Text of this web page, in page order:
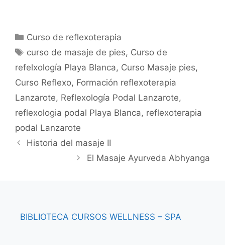
Categorías
Curso de reflexoterapia
Etiquetas
curso de masaje de pies, Curso de
refelxología Playa Blanca, Curso Masaje pies,
Curso Reflexo, Formación reflexoterapia
Lanzarote, Reflexología Podal Lanzarote,
reflexologia podal Playa Blanca, reflexoterapia
podal Lanzarote
Historia del masaje II
El Masaje Ayurveda Abhyanga
BIBLIOTECA CURSOS WELLNESS – SPA